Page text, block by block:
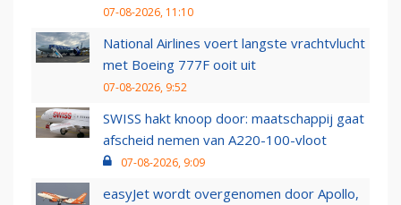
07-08-2026, 11:10
National Airlines voert langste vrachtvlucht
met Boeing 777F ooit uit
07-08-2026, 9:52
SWISS hakt knoop door: maatschappij gaat
afscheid nemen van A220-100-vloot
07-08-2026, 9:09
easyJet wordt overgenomen door Apollo,